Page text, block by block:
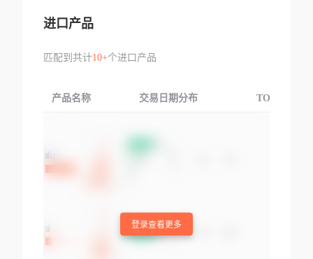
进口产品
匹配到共计10+个进口产品
产品名称 交易日期分布 TOP3交易国
登录查看更多